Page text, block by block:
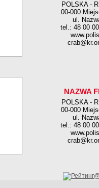
POLSKA -
00-000
ul.
tel.: 48 00
NAZWA
POLSKA -
00-000
ul.
tel.: 48 00